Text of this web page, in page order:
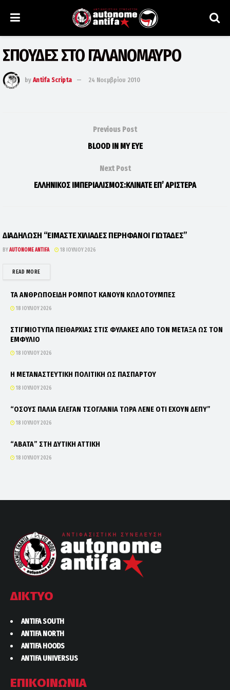
ΣΠΟΥΔΕΣ ΣΤΟ ΓΑΛΑΝΟΜΑΥΡΟ
by Antifa Scripta 24 Νοεμβρίου 2010
Previous Post
BLOOD IN MY EYE
Next Post
ΕΛΛΗΝΙΚΟΣ ΙΜΠΕΡΙΑΛΙΣΜΟΣ:ΚΛΙΝΑΤΕ ΕΠ’ ΑΡΙΣΤΕΡΑ
ΔΙΑΔΗΛΩΣΗ “ΕΙΜΑΣΤΕ ΧΙΛΙΑΔΕΣ ΠΕΡΗΦΑΝΟΙ ΓΙΩΤΑΔΕΣ”
BYAUTONOME ANTIFA 18 ΙΟΥΛΊΟΥ 2026
READ MOREDETAILS
ΤΑ ΑΝΘΡΩΠΟΕΙΔΗ ΡΟΜΠΟΤ ΚΑΝΟΥΝ ΚΩΛΟΤΟΥΜΠΕΣ
18 ΙΟΥΛΊΟΥ 2026
ΣΤΙΓΜΙΟΤΥΠΑ ΠΕΙΘΑΡΧΙΑΣ ΣΤΙΣ ΦΥΛΑΚΕΣ ΑΠΟ ΤΟΝ ΜΕΤΑΞΑ ΩΣ ΤΟΝ
ΕΜΦΥΛΙΟ
18 ΙΟΥΛΊΟΥ 2026
Η ΜΕΤΑΝΑΣΤΕΥΤΙΚΗ ΠΟΛΙΤΙΚΗ ΩΣ ΠΑΣΠΑΡΤΟΥ
18 ΙΟΥΛΊΟΥ 2026
“ΟΣΟΥΣ ΠΑΛΙΑ ΕΛΕΓΑΝ ΤΣΟΓΛΑΝΙΑ ΤΩΡΑ ΛΕΝΕ ΟΤΙ ΕΧΟΥΝ ΔΕΠΥ”
18 ΙΟΥΛΊΟΥ 2026
“ΑΒΑΤΑ” ΣΤΗ ΔΥΤΙΚΗ ΑΤΤΙΚΗ
18 ΙΟΥΛΊΟΥ 2026
ΔΙΚΤΥΟ
ANTIFA SOUTH
ANTIFA NORTH
ANTIFA HOODS
ANTIFA UNIVERSUS
ΕΠΙΚΟΙΝΩΝΙΑ